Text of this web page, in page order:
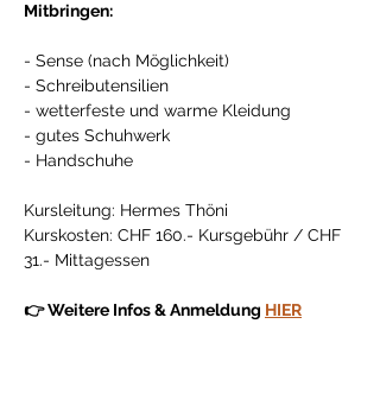
Mitbringen:
- Sense (nach Möglichkeit)
- Schreibutensilien
- wetterfeste und warme Kleidung
- gutes Schuhwerk
- Handschuhe
Kursleitung: Hermes Thöni
Kurskosten: CHF 160.- Kursgebühr / CHF
31.- Mittagessen
👉 Weitere Infos & Anmeldung HIER